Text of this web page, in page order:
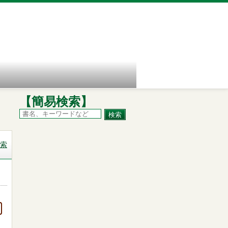
【簡易検索】